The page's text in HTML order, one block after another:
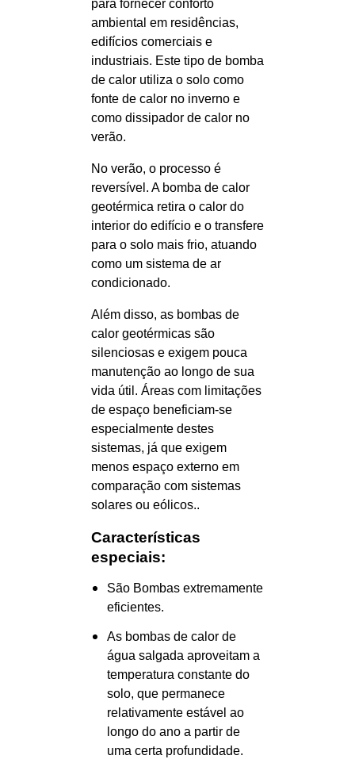
para fornecer conforto
ambiental em residências,
edifícios comerciais e
industriais. Este tipo de bomba
de calor utiliza o solo como
fonte de calor no inverno e
como dissipador de calor no
verão.
No verão, o processo é
reversível. A bomba de calor
geotérmica retira o calor do
interior do edifício e o transfere
para o solo mais frio, atuando
como um sistema de ar
condicionado.
Além disso, as bombas de
calor geotérmicas são
silenciosas e exigem pouca
manutenção ao longo de sua
vida útil. Áreas com limitações
de espaço beneficiam-se
especialmente destes
sistemas, já que exigem
menos espaço externo em
comparação com sistemas
solares ou eólicos..
Características
especiais:
São Bombas extremamente
eficientes.
As bombas de calor de
água salgada aproveitam a
temperatura constante do
solo, que permanece
relativamente estável ao
longo do ano a partir de
uma certa profundidade.